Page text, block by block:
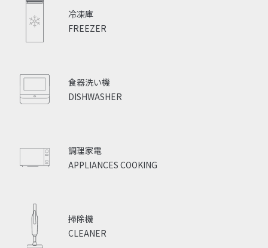
FREEZER
冷凍庫
DISHWASHER
食器洗い機
APPLIANCES COOKING
調理家電
CLEANER
掃除機